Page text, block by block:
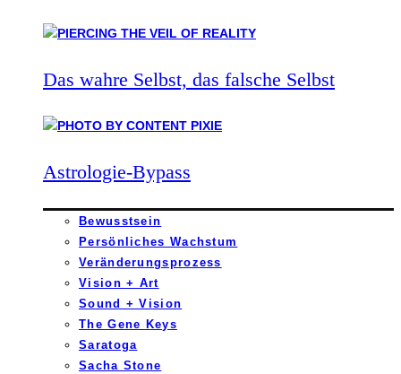
Das wahre Selbst, das falsche Selbst
Astrologie-Bypass
Bewusstsein
Persönliches Wachstum
Veränderungsprozess
Vision + Art
Sound + Vision
The Gene Keys
Saratoga
Sacha Stone